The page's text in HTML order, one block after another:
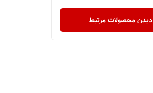
دیدن محصولات مرتبط